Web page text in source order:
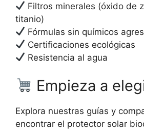
Filtros minerales (óxido de
titanio)
Fórmulas sin químicos
Certificaciones ecológicas
Resistencia al agua
Empieza a
Explora nuestras guías y
encontrar el protector solar